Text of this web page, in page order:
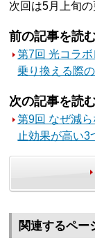
次回は5月上旬の
前の記事を読
第7回 光コラ
乗り換える際
次の記事を読
第9回 なぜ減
止効果が高い3
関連するペー